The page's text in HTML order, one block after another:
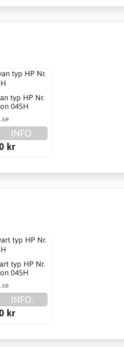
typ HP Nr.
045H
INFO.
kr
typ HP Nr.
045H
INFO.
kr